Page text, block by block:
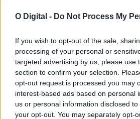
O Digital - Do Not Process My
If you wish to opt-out of the sale,
processing of your personal or
targeted advertising by us, please use
section to confirm your selection.
opt-out request is processed you may
interest-based ads based on personal
us or personal information disclosed
your opt-out. You may separately opt-